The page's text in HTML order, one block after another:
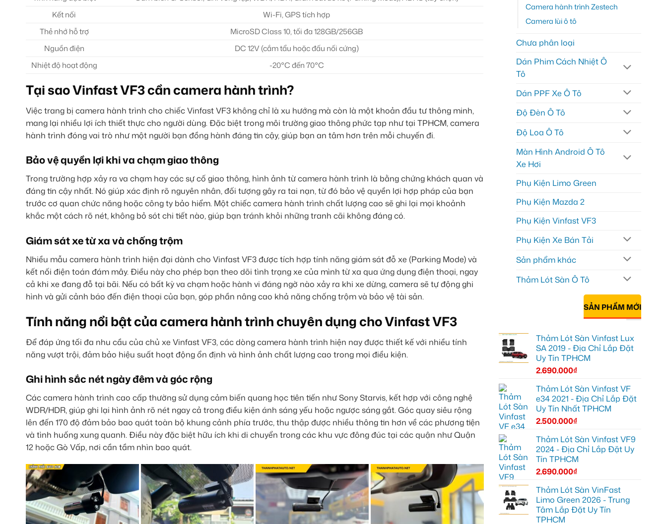
Kết nối
Wi-Fi, GPS tích hợp
Thẻ nhớ hỗ trợ
MicroSD Class 10, tối đa 128GB/256GB
Nguồn điện
DC 12V (cắm tẩu hoặc đấu nối cứng)
Nhiệt độ hoạt động
-20°C đến 70°C
Tại sao Vinfast VF3 cần camera hành trình?
Việc trang bị camera hành trình cho chiếc Vinfast VF3 không chỉ là xu hướng mà còn là một khoản đầu tư thông minh,
mang lại nhiều lợi ích thiết thực cho người dùng. Đặc biệt trong môi trường giao thông phức tạp như tại TPHCM, camera
hành trình đóng vai trò như một người bạn đồng hành đáng tin cậy, giúp bạn an tâm hơn trên mỗi chuyến đi.
Bảo vệ quyền lợi khi va chạm giao thông
Trong trường hợp xảy ra va chạm hay các sự cố giao thông, hình ảnh từ camera hành trình là bằng chứng khách quan và
đáng tin cậy nhất. Nó giúp xác định rõ nguyên nhân, đối tượng gây ra tai nạn, từ đó bảo vệ quyền lợi hợp pháp của bạn
trước cơ quan chức năng hoặc công ty bảo hiểm. Một chiếc camera hành trình chất lượng cao sẽ ghi lại mọi khoảnh
khắc một cách rõ nét, không bỏ sót chi tiết nào, giúp bạn tránh khỏi những tranh cãi không đáng có.
Giám sát xe từ xa và chống trộm
Nhiều mẫu camera hành trình hiện đại dành cho Vinfast VF3 được tích hợp tính năng giám sát đỗ xe (Parking Mode) và
kết nối điện toán đám mây. Điều này cho phép bạn theo dõi tình trạng xe của mình từ xa qua ứng dụng điện thoại, ngay
cả khi xe đang đỗ tại bãi. Nếu có bất kỳ va chạm hoặc hành vi đáng ngờ nào xảy ra khi xe dừng, camera sẽ tự động ghi
hình và gửi cảnh báo đến điện thoại của bạn, góp phần nâng cao khả năng chống trộm và bảo vệ tài sản.
Tính năng nổi bật của camera hành trình chuyên dụng cho Vinfast VF3
Để đáp ứng tối đa nhu cầu của chủ xe Vinfast VF3, các dòng camera hành trình hiện nay được thiết kế với nhiều tính
năng vượt trội, đảm bảo hiệu suất hoạt động ổn định và hình ảnh chất lượng cao trong mọi điều kiện.
Ghi hình sắc nét ngày đêm và góc rộng
Các camera hành trình cao cấp thường sử dụng cảm biến quang học tiên tiến như Sony Starvis, kết hợp với công nghệ
WDR/HDR, giúp ghi lại hình ảnh rõ nét ngay cả trong điều kiện ánh sáng yếu hoặc ngược sáng gắt. Góc quay siêu rộng
lên đến 170 độ đảm bảo bao quát toàn bộ khung cảnh phía trước, thu thập được nhiều thông tin hơn về các phương tiện
và tình huống xung quanh. Điều này đặc biệt hữu ích khi di chuyển trong các khu vực đông đúc tại các quận như Quận
12 hoặc Gò Vấp, nơi cần tầm nhìn bao quát.
Camera hành trình Zestech
Camera lùi ô tô
Chưa phân loại
Dán Phim Cách Nhiệt Ô
Tô
Dán PPF Xe Ô Tô
Độ Đèn Ô Tô
Độ Loa Ô Tô
Màn Hình Android Ô Tô
Xe Hơi
Phụ Kiện Limo Green
Phụ Kiện Mazda 2
Phụ Kiện Vinfast VF3
Phụ Kiện Xe Bán Tải
Sản phẩm khác
Thảm Lót Sàn Ô Tô
SẢN PHẨM MỚI
Thảm Lót Sàn Vinfast Lux
SA 2019 - Địa Chỉ Lắp Đặt
Uy Tín TPHCM
2.690.000₫
Thảm Lót Sàn Vinfast VF
e34 2021 - Địa Chỉ Lắp Đặt
Uy Tín Nhất TPHCM
2.500.000₫
Thảm Lót Sàn Vinfast VF9
2024 - Địa Chỉ Lắp Đặt Uy
Tín TPHCM
2.690.000₫
Thảm Lót Sàn VinFast
Limo Green 2026 - Trung
Tâm Lắp Đặt Uy Tín
TPHCM